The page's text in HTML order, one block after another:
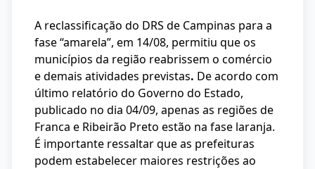
A reclassificação do DRS de Campinas para a
fase “amarela”, em 14/08, permitiu que os
municípios da região reabrissem o comércio
e demais atividades previstas. De acordo com
último relatório do Governo do Estado,
publicado no dia 04/09, apenas as regiões de
Franca e Ribeirão Preto estão na fase laranja.
É importante ressaltar que as prefeituras
podem estabelecer maiores restrições ao